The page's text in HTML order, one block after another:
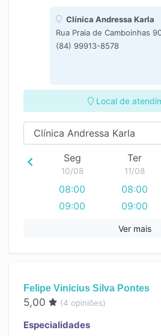
Clínica Andressa Karla
Rua Praia de Camboinhas
(84) 99913-8578
Local de
Seg
10/08
08:00
09:00
16:00
17:00
Ter
11/08
08:00
09:00
10:00
16:00
Ver mais
Felipe Vinicius Silva Pontes
5,00 (4 opiniões)
Especialidades